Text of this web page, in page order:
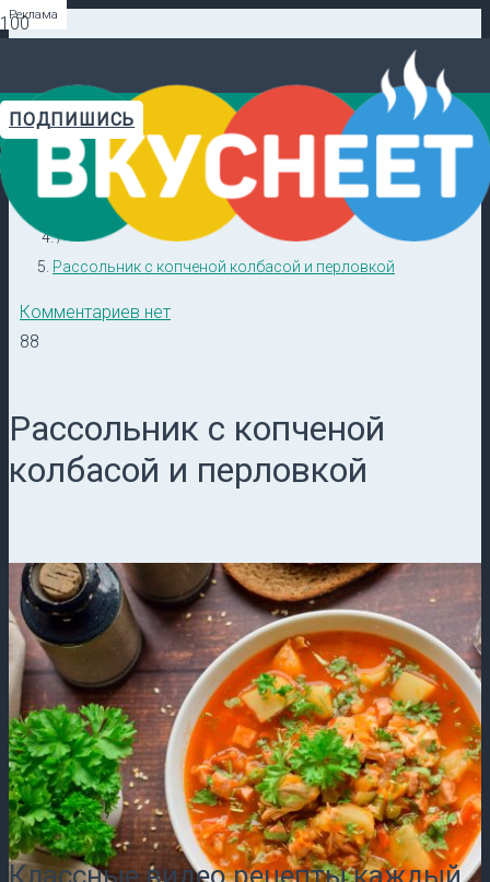
ПОДПИШИСЬ
Видеорецепты в ТГ →
Главная
/
Кулинарные секреты
/
Рассольник с копченой колбасой и перловкой
Комментариев нет
88
Рассольник с копченой
колбасой и перловкой
Реклама
Реклама
Реклама
Реклама
Реклама
Реклама